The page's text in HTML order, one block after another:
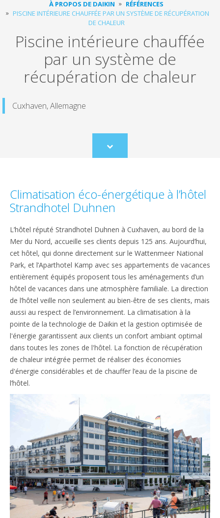
À PROPOS DE DAIKIN
RÉFÉRENCES
PISCINE INTÉRIEURE CHAUFFÉE PAR UN SYSTÈME DE RÉCUPÉRATION
DE CHALEUR
Piscine intérieure chauffée
par un système de
récupération de chaleur
Cuxhaven, Allemagne
Scroll
to
Climatisation éco-énergétique à l’hôtel
Strandhotel Duhnen
L’hôtel réputé Strandhotel Duhnen à Cuxhaven, au bord de la
Mer du Nord, accueille ses clients depuis 125 ans. Aujourd’hui,
cet hôtel, qui donne directement sur le Wattenmeer National
Park, et l’Aparthotel Kamp avec ses appartements de vacances
entièrement équipés proposent tous les aménagements d’un
hôtel de vacances dans une atmosphère familiale. La direction
de l’hôtel veille non seulement au bien-être de ses clients, mais
aussi au respect de l’environnement. La climatisation à la
pointe de la technologie de Daikin et la gestion optimisée de
l'énergie garantissent aux clients un confort ambiant optimal
dans toutes les zones de l'hôtel. La fonction de récupération
de chaleur intégrée permet de réaliser des économies
d'énergie considérables et de chauffer l’eau de la piscine de
l’hôtel.